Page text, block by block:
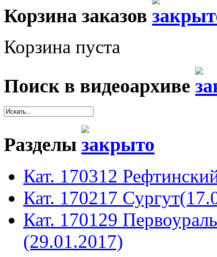
Корзина заказов
Корзина пуста
Поиск в видеоархиве
Разделы
Кат. 170312
Кат. 170217
Кат. 170129
(29.01.2017)